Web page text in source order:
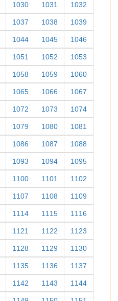
1030 1031 1032
1037 1038 1039
1044 1045 1046
1051 1052 1053
1058 1059 1060
1065 1066 1067
1072 1073 1074
1079 1080 1081
1086 1087 1088
1093 1094 1095
1100 1101 1102
1107 1108 1109
1114 1115 1116
1121 1122 1123
1128 1129 1130
1135 1136 1137
1142 1143 1144